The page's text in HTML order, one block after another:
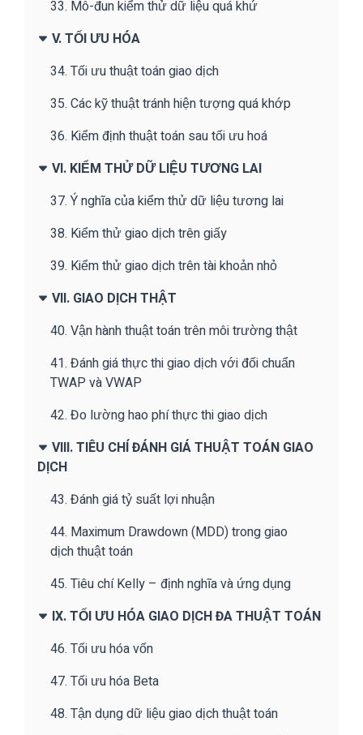
33. Mô-đun kiểm thử dữ liệu quá khứ
V. TỐI ƯU HÓA
34. Tối ưu thuật toán giao dịch
35. Các kỹ thuật tránh hiện tượng quá khớp
36. Kiểm định thuật toán sau tối ưu hoá
VI. KIỂM THỬ DỮ LIỆU TƯƠNG LAI
37. Ý nghĩa của kiểm thử dữ liệu tương lai
38. Kiểm thử giao dịch trên giấy
39. Kiểm thử giao dịch trên tài khoản nhỏ
VII. GIAO DỊCH THẬT
40. Vận hành thuật toán trên môi trường thật
41. Đánh giá thực thi giao dịch với đối chuẩn
TWAP và VWAP
42. Đo lường hao phí thực thi giao dịch
VIII. TIÊU CHÍ ĐÁNH GIÁ THUẬT TOÁN GIAO
DỊCH
43. Đánh giá tỷ suất lợi nhuận
44. Maximum Drawdown (MDD) trong giao
dịch thuật toán
45. Tiêu chí Kelly – định nghĩa và ứng dụng
IX. TỐI ƯU HÓA GIAO DỊCH ĐA THUẬT TOÁN
46. Tối ưu hóa vốn
47. Tối ưu hóa Beta
48. Tận dụng dữ liệu giao dịch thuật toán